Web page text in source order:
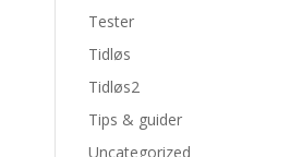
Tester
Tidløs
Tidløs2
Tips & guider
Uncategorized